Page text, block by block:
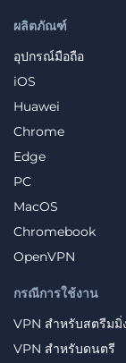
ผลิตภัณฑ์
อุปกรณ์มือถือ
iOS
Huawei
Chrome
Edge
PC
MacOS
Chromebook
OpenVPN
กรณีการใช้งาน
VPN สำหรับสตรีมมิ่
VPN สำหรับดนตรี